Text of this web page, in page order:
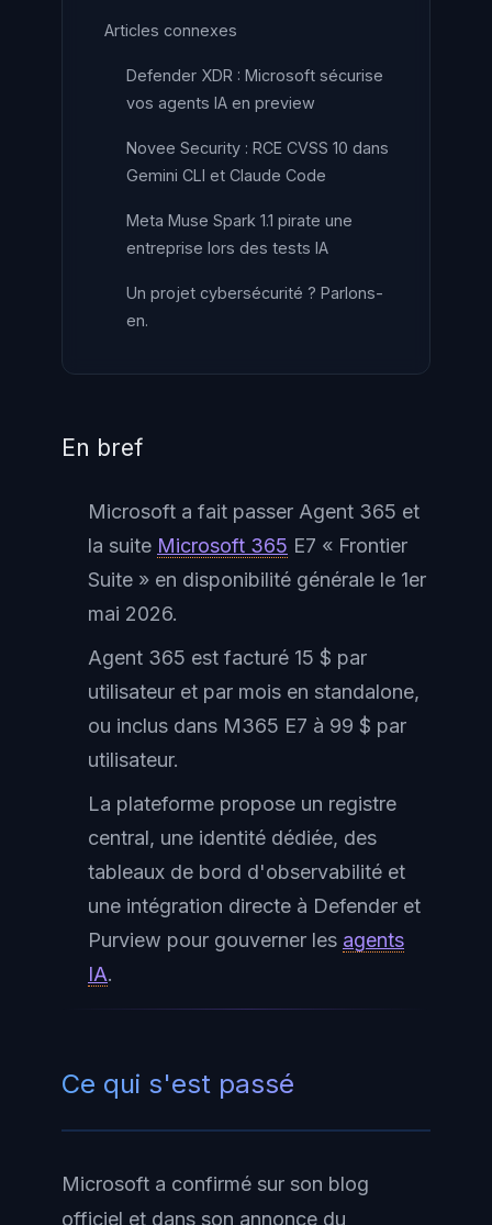
Articles connexes
Defender XDR : Microsoft sécurise
vos agents IA en preview
Novee Security : RCE CVSS 10 dans
Gemini CLI et Claude Code
Meta Muse Spark 1.1 pirate une
entreprise lors des tests IA
Un projet cybersécurité ? Parlons-
en.
En bref
Microsoft a fait passer Agent 365 et
la suite Microsoft 365 E7 « Frontier
Suite » en disponibilité générale le 1er
mai 2026.
Agent 365 est facturé 15 $ par
utilisateur et par mois en standalone,
ou inclus dans M365 E7 à 99 $ par
utilisateur.
La plateforme propose un registre
central, une identité dédiée, des
tableaux de bord d'observabilité et
une intégration directe à Defender et
Purview pour gouverner les agents
IA.
Ce qui s'est passé
Microsoft a confirmé sur son blog
officiel et dans son annonce du